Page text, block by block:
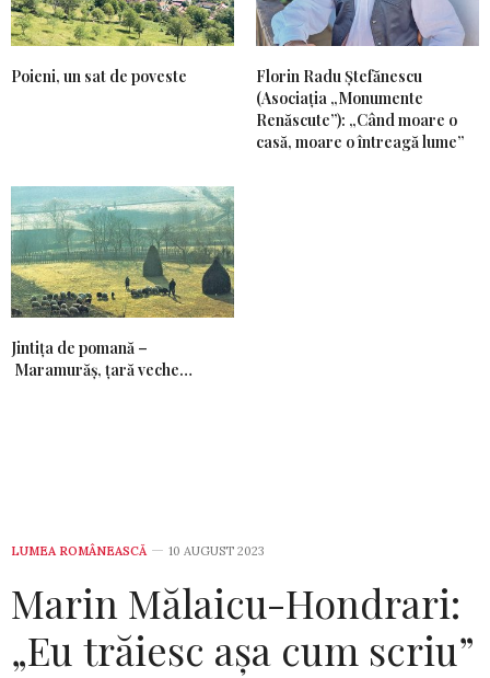
Poieni, un sat de poveste
Florin Radu Ștefănescu
(Asociația „Monumente
Renăscute”): „Când moare o
casă, moare o întreagă lume”
Jintiţa de pomană –
Maramurăş, ţară veche…
LUMEA ROMÂNEASCĂ 10 AUGUST 2023
Marin Mălaicu-Hondrari:
„Eu trăiesc așa cum scriu”